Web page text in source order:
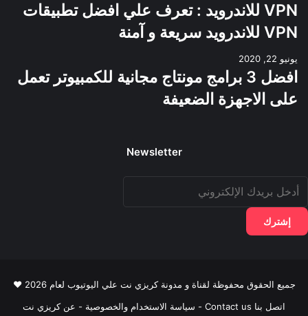
VPN للاندرويد : تعرف علي افضل تطبيقات
VPN للاندرويد سريعة و آمنة
يونيو 22, 2020
افضل 3 برامج مونتاج مجانية للكمبيوتر تعمل
على الاجهزة الضعيفة
Newsletter
أدخل
بريدك
الإلكتروني
جميع الحقوق محفوظة لقناة و مدونة كريزي نت علي اليوتيوب لعام 2026 ♥
اتصل بنا Contact us
- سياسة الاستخدام والخصوصية - عن كريزي نت